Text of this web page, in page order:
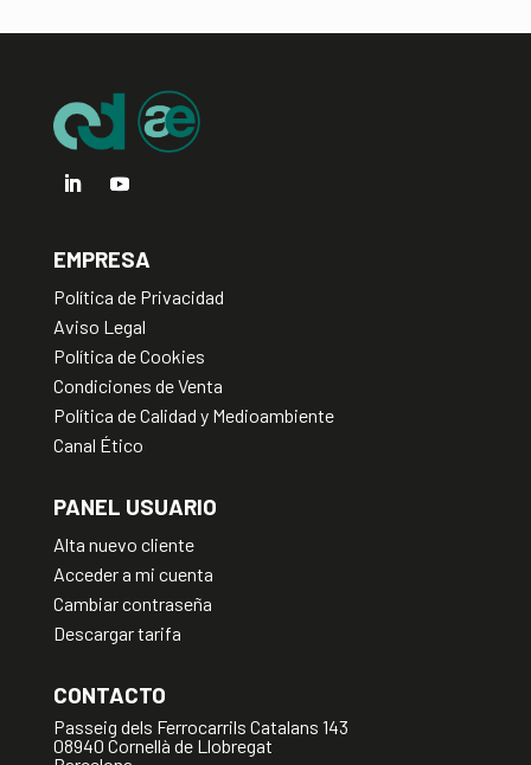
:
EMPRESA
Política de Privacidad
Aviso Legal
Política de Cookies
Condiciones de Venta
Política de Calidad y Medioambiente
Canal Ético
PANEL USUARIO
Alta nuevo cliente
Acceder a mi cuenta
Cambiar contraseña
Descargar tarifa
CONTACTO
Passeig dels Ferrocarrils Catalans 143
08940 Cornellà de Llobregat